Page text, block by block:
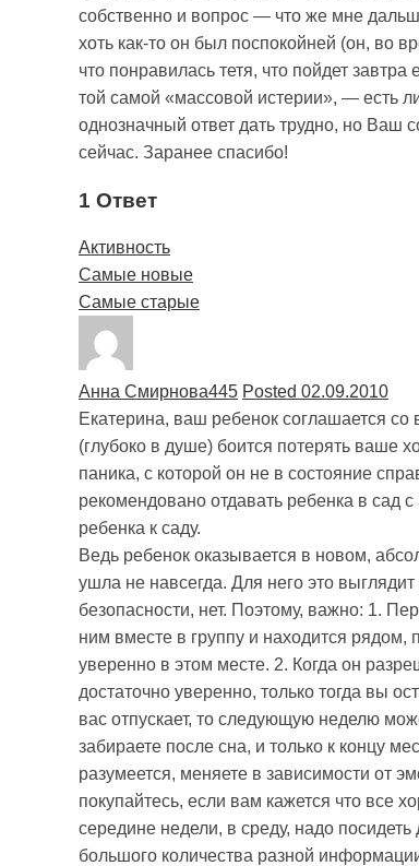
собственно и вопрос — что же мне
хоть как-то он был поспокойней (он, во
что понравилась тетя, что пойдет
той самой «массовой истерии», — есть
однозначный ответ дать трудно, но Ваш
сейчас. Заранее спасибо!
1 Ответ
Активность
Самые новые
Самые старые
Анна Смирнова445 Posted 02.09.2010
Екатерина, ваш ребенок соглашается
(глубоко в душе) боится потерять ваше
паника, с которой он не в состояние
рекомендовано отдавать ребенка в сад
ребенка к саду.
Ведь ребенок оказывается в новом,
ушла не навсегда. Для него это
безопасности, нет. Поэтому, важно: 1.
ним вместе в группу и находится рядом,
уверенно в этом месте. 2. Когда он
достаточно уверенно, только тогда вы
вас отпускает, то следующую неделю
забираете после сна, и только к концу
разумеется, меняете в зависимости от
покупайтесь, если вам кажется что все
середине недели, в среду, надо
большого количества разной